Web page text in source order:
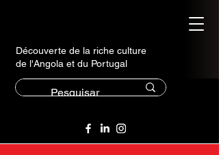
Découverte de la riche culture
de l'Angola et du Portugal